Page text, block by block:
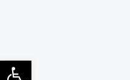
Open toolbar